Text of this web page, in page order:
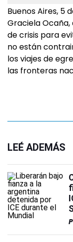
Buenos Aires, 5
Graciela
de crisis para
no están
los viajes de
las fronteras
LEÉ ADEMÁS